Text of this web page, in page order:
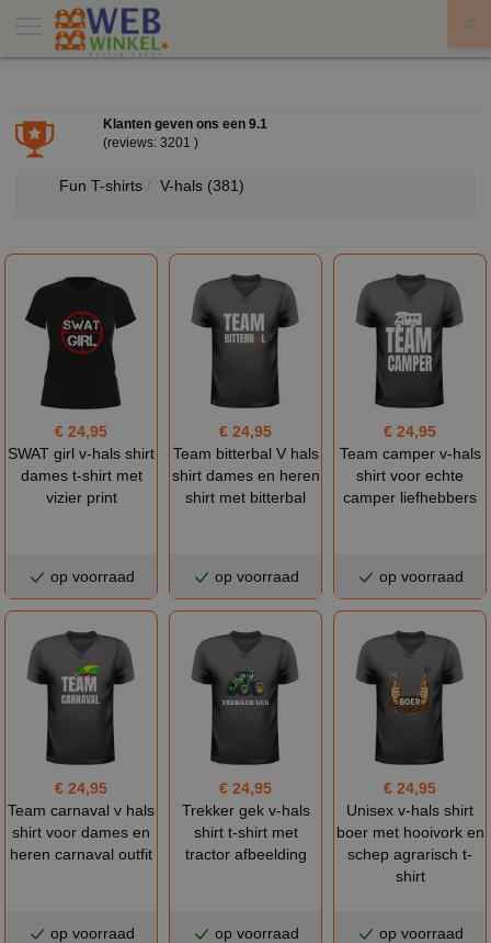
Klanten geven ons een 9.1
(reviews: 3201 )
Fun T-shirts V-hals (381)
€ 24,95
SWAT girl v-hals shirt
dames t-shirt met
vizier print
op voorraad
€ 24,95
Team bitterbal V hals
shirt dames en heren
shirt met bitterbal
op voorraad
€ 24,95
Team camper v-hals
shirt voor echte
camper liefhebbers
op voorraad
€ 24,95
Team carnaval v hals
shirt voor dames en
heren carnaval outfit
op voorraad
€ 24,95
Trekker gek v-hals
shirt t-shirt met
tractor afbeelding
op voorraad
€ 24,95
Unisex v-hals shirt
boer met hooivork en
schep agrarisch t-
shirt
op voorraad